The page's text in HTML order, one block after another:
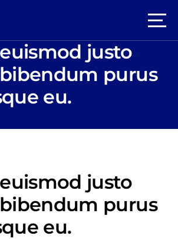
justo
purus
eu.
justo
purus
eu.